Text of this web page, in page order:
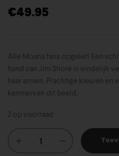
€49.95
Alle Moana fans opgelet! Een
hand van Jim Shore is eindelijk
haar armen. Prachtige kleuren en
kenmerken dit beeld.
2 op voorraad